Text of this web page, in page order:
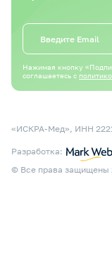
Нажимая кнопку
соглашаетесь с
«ИСКРА-Мед», ИНН
Разработка:
© Все права защищены